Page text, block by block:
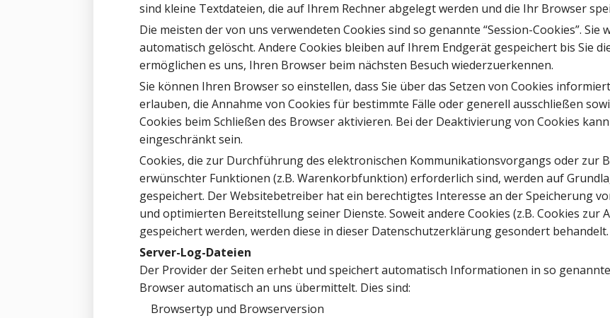
sind kleine Textdateien, die auf Ihrem Rechner abgelegt werden und die Ihr Browser
Die meisten der von uns verwendeten Cookies sind so genannte “Session-Cookies”. Sie
automatisch gelöscht. Andere Cookies bleiben auf Ihrem Endgerät gespeichert bis Sie
ermöglichen es uns, Ihren Browser beim nächsten Besuch wiederzuerkennen.
Sie können Ihren Browser so einstellen, dass Sie über das Setzen von Cookies
erlauben, die Annahme von Cookies für bestimmte Fälle oder generell ausschließen
Cookies beim Schließen des Browser aktivieren. Bei der Deaktivierung von Cookies
eingeschränkt sein.
Cookies, die zur Durchführung des elektronischen Kommunikationsvorgangs oder zur
erwünschter Funktionen (z.B. Warenkorbfunktion) erforderlich sind, werden auf
gespeichert. Der Websitebetreiber hat ein berechtigtes Interesse an der Speicherung
und optimierten Bereitstellung seiner Dienste. Soweit andere Cookies (z.B. Cookies zur
gespeichert werden, werden diese in dieser Datenschutzerklärung gesondert behandelt.
Server-Log-Dateien
Der Provider der Seiten erhebt und speichert automatisch Informationen in so
Browser automatisch an uns übermittelt. Dies sind:
Browsertyp und Browserversion